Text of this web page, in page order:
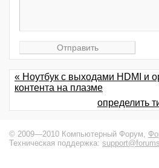
« Ноутбук с выходами HDMI и
контента на плазме
определить
© 2009—2010 Компьютерный Форум,
Техническая поддержка: